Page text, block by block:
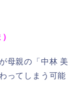
母親の「 中林 美
ってしまう可能